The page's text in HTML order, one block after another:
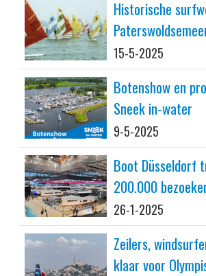
Historische
15-5-2025
Botenshow en
Sneek in-water
9-5-2025
Boot Düsseldorf
200.000
26-1-2025
Zeilers,
klaar voor